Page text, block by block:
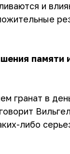
и
памяти
гранат в
либо